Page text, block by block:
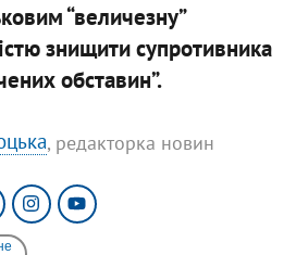
“величезну”
знищити супротивника
обставин”.
, редакторка новин